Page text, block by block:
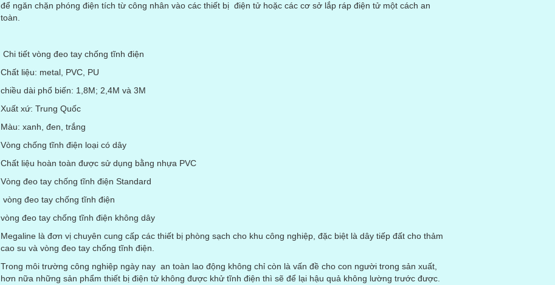
để ngăn chặn phóng điện tích từ công nhân vào các thiết bị điện tử hoặc các cơ sở lắp ráp điện tử một cách an
toàn.
Chi tiết vòng đeo tay chống tĩnh điện
Chất liệu: metal, PVC, PU
chiều dài phổ biến: 1,8M; 2,4M và 3M
Xuất xứ: Trung Quốc
Màu: xanh, đen, trắng
Vòng chống tĩnh điện loại có dây
Chất liệu hoàn toàn được sử dụng bằng nhựa PVC
Vòng đeo tay chống tĩnh điện Standard
vòng đeo tay chống tĩnh điện
vòng đeo tay chống tĩnh điện không dây
Megaline là đơn vị chuyên cung cấp các thiết bị phòng sạch cho khu công nghiệp, đặc biệt là dây tiếp đất cho thảm
cao su và vòng đeo tay chống tĩnh điện.
Trong môi trường công nghiệp ngày nay an toàn lao động không chỉ còn là vấn đề cho con người trong sản xuất,
hơn nữa những sản phẩm thiết bị điện tử không được khử tĩnh điện thì sẽ để lại hậu quả không lường trước được.